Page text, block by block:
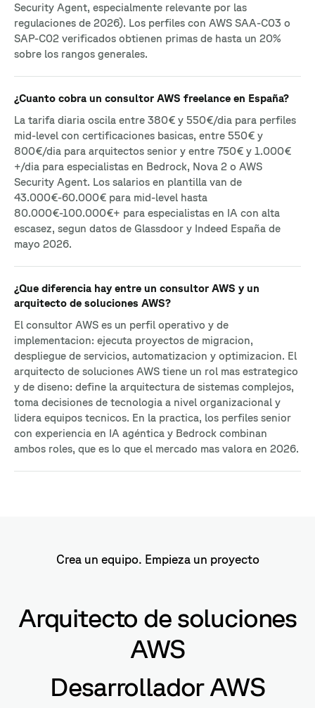
Security Agent, especialmente relevante por las
regulaciones de 2026). Los perfiles con AWS SAA-C03 o
SAP-C02 verificados obtienen primas de hasta un 20%
sobre los rangos generales.
¿Cuanto cobra un consultor AWS freelance en España?
La tarifa diaria oscila entre 380€ y 550€/dia para perfiles
mid-level con certificaciones basicas, entre 550€ y
800€/dia para arquitectos senior y entre 750€ y 1.000€
+/dia para especialistas en Bedrock, Nova 2 o AWS
Security Agent. Los salarios en plantilla van de
43.000€-60.000€ para mid-level hasta
80.000€-100.000€+ para especialistas en IA con alta
escasez, segun datos de Glassdoor y Indeed España de
mayo 2026.
¿Que diferencia hay entre un consultor AWS y un
arquitecto de soluciones AWS?
El consultor AWS es un perfil operativo y de
implementacion: ejecuta proyectos de migracion,
despliegue de servicios, automatizacion y optimizacion. El
arquitecto de soluciones AWS tiene un rol mas estrategico
y de diseno: define la arquitectura de sistemas complejos,
toma decisiones de tecnologia a nivel organizacional y
lidera equipos tecnicos. En la practica, los perfiles senior
con experiencia en IA agéntica y Bedrock combinan
ambos roles, que es lo que el mercado mas valora en 2026.
Crea un equipo. Empieza un proyecto
Arquitecto de soluciones
AWS
Desarrollador AWS